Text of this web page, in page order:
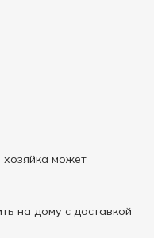
хозяйка может
на дому с доставкой